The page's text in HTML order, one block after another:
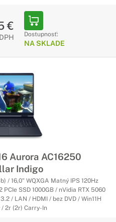
€
Dostupnosť:
NA SKLADE
Aurora AC16250
Indigo
/ 16,0" WQXGA Matný IPS 120Hz
SSD 1000GB / nVidia RTX 5060
/ LAN / HDMI / bez DVD / Win11H
2r (2r) Carry-In